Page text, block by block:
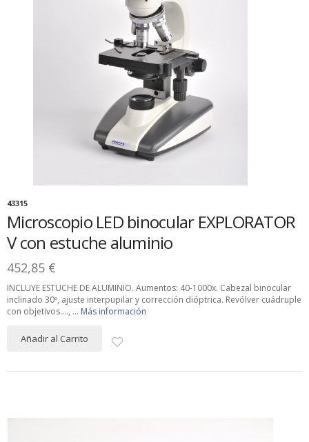
43315
Microscopio LED binocular EXPLORATOR
V con estuche aluminio
452,85 €
INCLUYE ESTUCHE DE ALUMINIO. Aumentos: 40-1000x. Cabezal binocular
inclinado 30º, ajuste interpupilar y corrección dióptrica. Revólver cuádruple
con objetivos...., ... Más información
Añadir al Carrito